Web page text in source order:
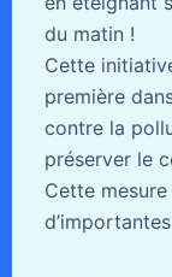
du matin !
Cette
première
contre la
préserver le
Cette